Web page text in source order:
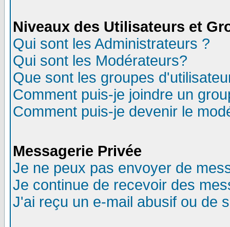
Niveaux des Utilisateurs et
Qui sont les Administrateurs ?
Qui sont les Modérateurs?
Que sont les groupes
Comment puis-je joindre un
Comment puis-je devenir le
Messagerie Privée
Je ne peux pas envoyer de
Je continue de recevoir des
J'ai reçu un e-mail abusif ou de